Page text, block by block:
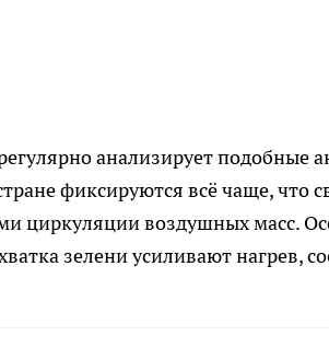
анализирует подобные
фиксируются всё чаще, что
циркуляции воздушных масс.
зелени усиливают нагрев,